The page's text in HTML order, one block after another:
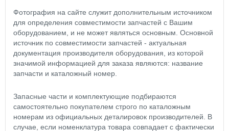
Фотография на сайте служит дополнительным источником
для определения совместимости запчастей с Вашим
оборудованием, и не может являться основным. Основной
источник по совместимости запчастей - актуальная
документация производителя оборудования, из которой
значимой информацией для заказа являются: название
запчасти и каталожный номер.
Запасные части и комплектующие подбираются
самостоятельно покупателем строго по каталожным
номерам из официальных деталировок производителей. В
случае, если номенклатура товара совпадает с фактически